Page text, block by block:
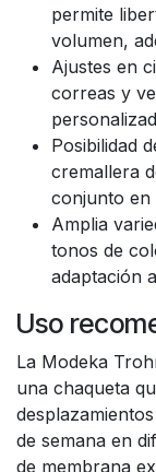
permite
volumen,
Ajustes en
correas y
Posibilidad
cremallera
conjunto en
Amplia
tonos de
adaptación
Uso
La Modeka
una chaqueta
de semana en
de membrana